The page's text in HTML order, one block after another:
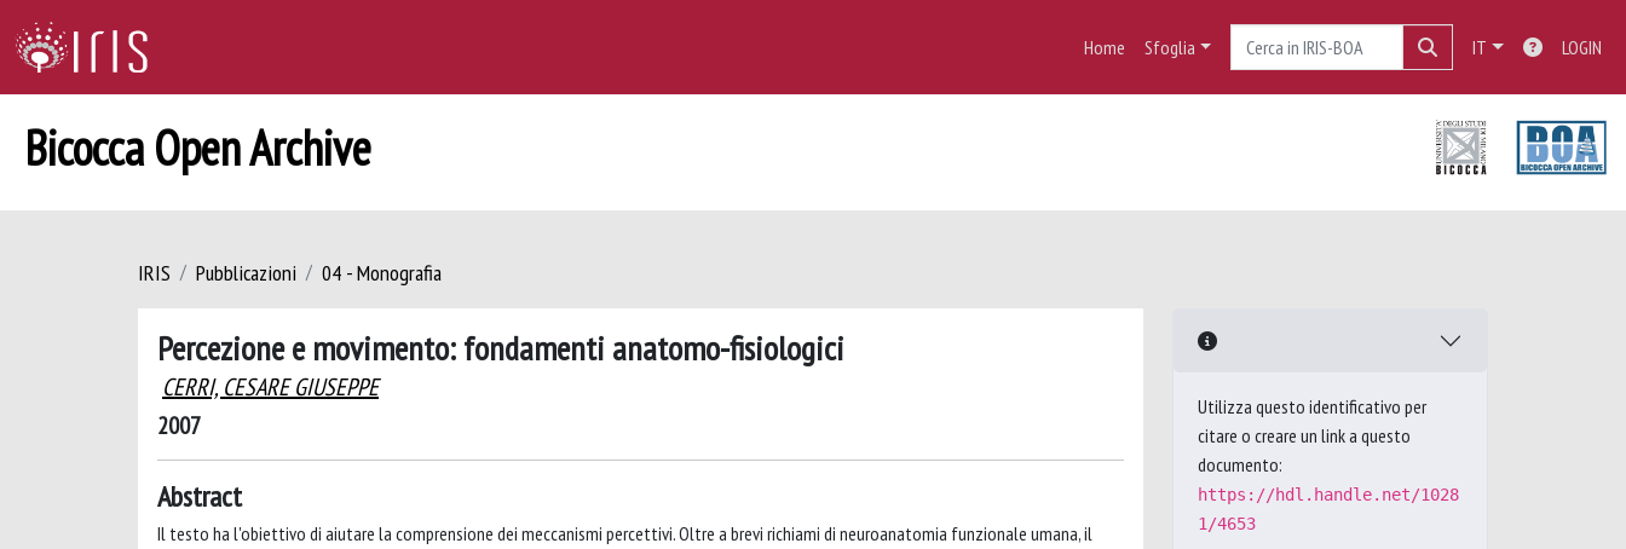
Home Sfoglia IT LOGIN
Bicocca Open Archive
IRIS Pubblicazioni 04 - Monografia
Percezione e movimento: fondamenti anatomo-fisiologici
CERRI, CESARE GIUSEPPE
2007
Abstract
Il testo ha l'obiettivo di aiutare la comprensione dei meccanismi percettivi. Oltre a brevi richiami di neuroanatomia funzionale umana, il
Utilizza questo identificativo per
citare o creare un link a questo
documento:
https://hdl.handle.net/1028
1/4653